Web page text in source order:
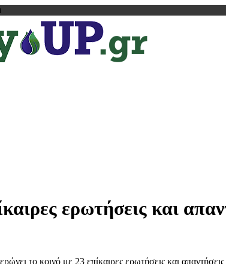
ερωτήσεις και
το κοινό με 23 επίκαιρες ερωτήσεις και